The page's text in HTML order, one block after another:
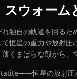
ウォーム
独自の軌道を回る
恒星の重力や放射
くまばらな殻から、
恒星の放射圧